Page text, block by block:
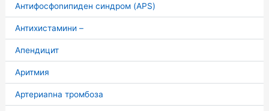
Антифосфоnипиден синдром (APS)
Антихистамини –
Апендицит
Аритмия
Артериаnна тромбоза